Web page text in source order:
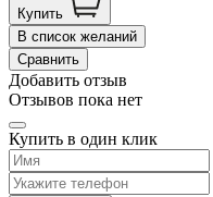
Купить
В список желаний
Сравнить
Добавить отзыв
Отзывов пока нет
Купить в один клик